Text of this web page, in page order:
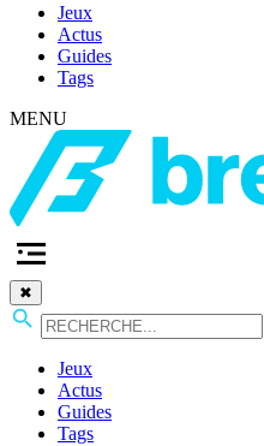
Jeux
Actus
Guides
Tags
MENU
✖
Jeux
Actus
Guides
Tags